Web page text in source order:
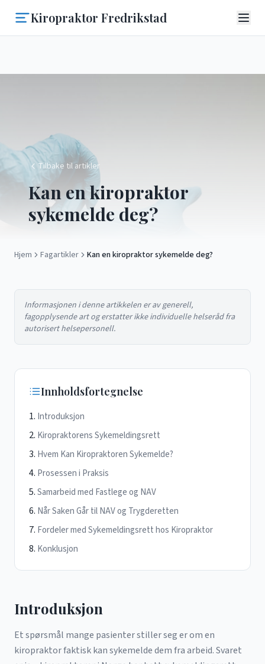
Kiropraktor Fredrikstad
Tilbake til artikler
Kan en kiropraktor
sykemelde deg?
Hjem Fagartikler Kan en kiropraktor sykemelde deg?
Informasjonen i denne artikkelen er av generell,
fagopplysende art og erstatter ikke individuelle helseråd fra
autorisert helsepersonell.
Innholdsfortegnelse
Introduksjon
Kiropraktorens Sykemeldingsrett
Hvem Kan Kiropraktoren Sykemelde?
Prosessen i Praksis
Samarbeid med Fastlege og NAV
Når Saken Går til NAV og Trygderetten
Fordeler med Sykemeldingsrett hos Kiropraktor
Konklusjon
Introduksjon
Et spørsmål mange pasienter stiller seg er om en
kiropraktor faktisk kan sykemelde dem fra arbeid. Svaret